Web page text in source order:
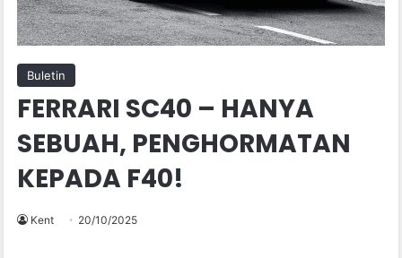
Buletin
FERRARI SC40 – HANYA
SEBUAH, PENGHORMATAN
KEPADA F40!
Kent 20/10/2025